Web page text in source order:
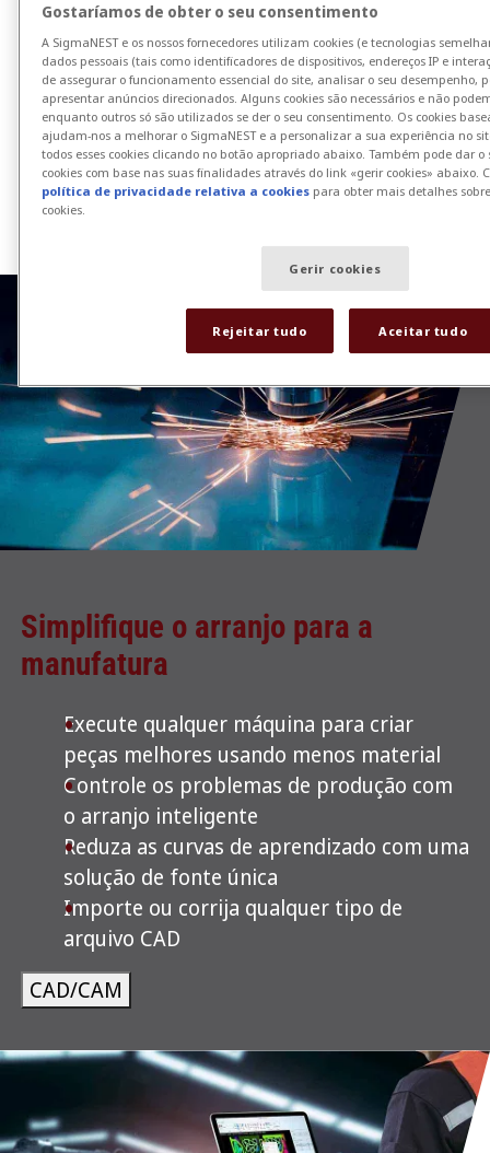
Sistemas corporativos
Cotação, cálculo de custo real, inventário, automação
de processos, status de trabalho, faturamento,
rastreamento de pedidos, intercâmbio de
ERP/contabilidade
Simplifique o arranjo para a
manufatura
Execute qualquer máquina para criar
peças melhores usando menos material
Controle os problemas de produção com
o arranjo inteligente
Reduza as curvas de aprendizado com uma
solução de fonte única
Importe ou corrija qualquer tipo de
arquivo CAD
CAD/CAM
Gostaríamos de obter o seu consentimento
A SigmaNEST e os nossos fornecedores utilizam cookies (e tecnologias
dados pessoais (tais como identificadores de dispositivos, endereços IP e
de assegurar o funcionamento essencial do site, analisar o seu desempenho,
apresentar anúncios direcionados. Alguns cookies são necessários e não
enquanto outros só são utilizados se der o seu consentimento. Os cookies
ajudam-nos a melhorar o SigmaNEST e a personalizar a sua experiência no
todos esses cookies clicando no botão apropriado abaixo. Também pode dar
cookies com base nas suas finalidades através do link «gerir cookies» abaixo.
política de privacidade relativa a cookiespara obter mais detalhes
cookies.
Gerir cookies
Rejeitar tudo Aceitar tudo